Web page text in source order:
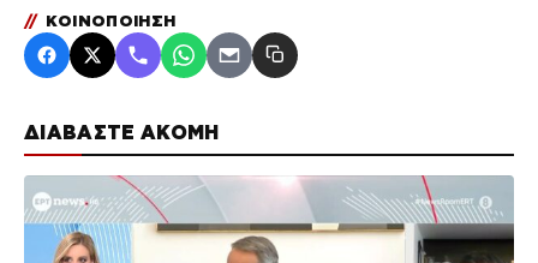
ΔΙΑΒΑΣΤΕ ΑΚΟΜΗ
// ΚΟΙΝΟΠΟΙΗΣΗ